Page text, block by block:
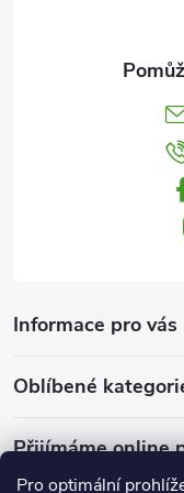
Pro optimální
Informace pro vás
Oblíbené
Přijímáme online